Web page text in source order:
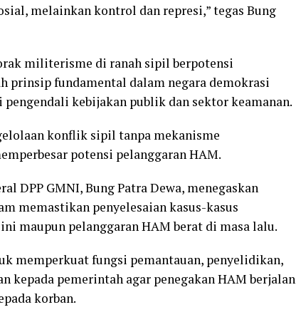
melainkan kontrol dan represi,” tegas Bung
militerisme di ranah sipil berpotensi
prinsip fundamental dalam negara demokrasi
kebijakan publik dan sektor keamanan.
konflik sipil tanpa mekanisme
potensi pelanggaran HAM.
DPP GMNI, Bung Patra Dewa, menegaskan
memastikan penyelesaian kasus-kasus
maupun pelanggaran HAM berat di masa lalu.
memperkuat fungsi pemantauan, penyelidikan,
kepada pemerintah agar penegakan HAM berjalan
korban.